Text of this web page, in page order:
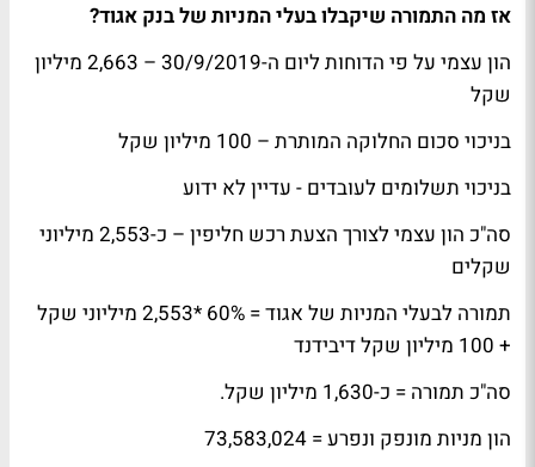
אז מה התמורה שיקבלו בעלי המניות של בנק אגוד?
הון עצמי על פי הדוחות ליום ה-30/9/2019 – 2,663 מיליון
שקל
בניכוי סכום החלוקה המותרת – 100 מיליון שקל
בניכוי תשלומים לעובדים - עדיין לא ידוע
סה"כ הון עצמי לצורך הצעת רכש חליפין – כ-2,553 מיליוני
שקלים
תמורה לבעלי המניות של אגוד = 60% *2,553 מיליוני שקל
+ 100 מיליון שקל דיבידנד
סה"כ תמורה = כ-1,630 מיליון שקל.
הון מניות מונפק ונפרע = 73,583,024